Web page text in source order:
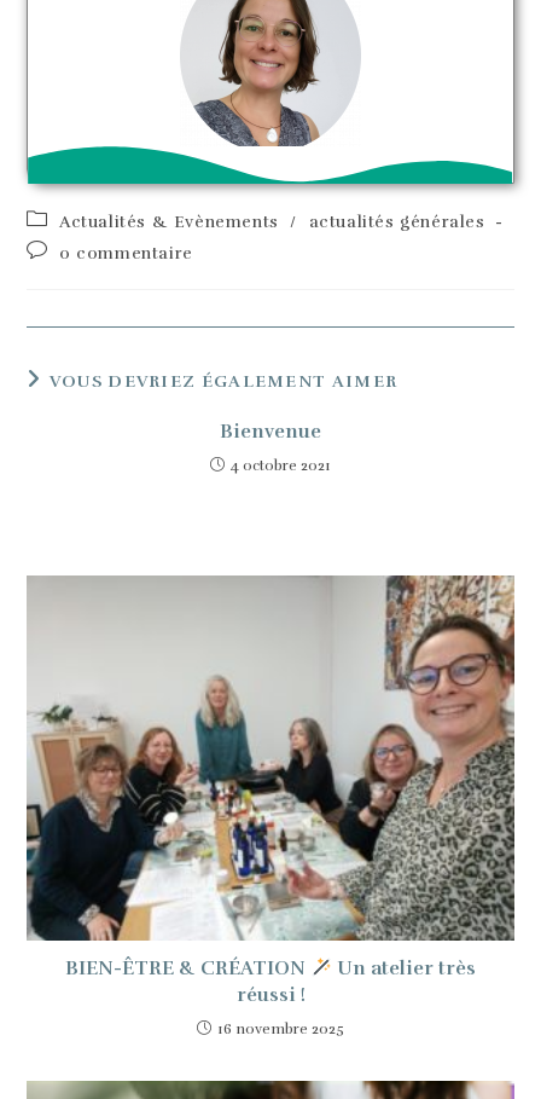
Actualités & Evènements /
actualités générales
0 commentaire
VOUS DEVRIEZ ÉGALEMENT AIMER
Bienvenue
4 octobre 2021
BIEN-ÊTRE & CRÉATION
Un atelier très
réussi !
16 novembre 2025